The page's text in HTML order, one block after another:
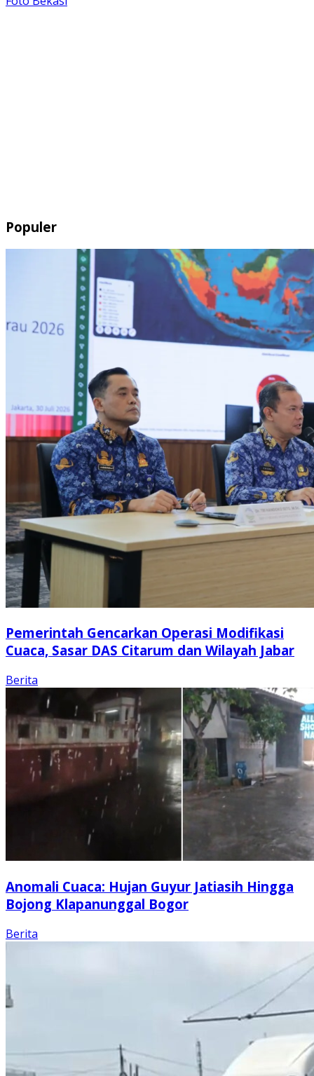
Populer
Pemerintah Gencarkan Operasi Modifikasi
Cuaca, Sasar DAS Citarum dan Wilayah Jabar
Berita
Anomali Cuaca: Hujan Guyur Jatiasih Hingga
Bojong Klapanunggal Bogor
Berita